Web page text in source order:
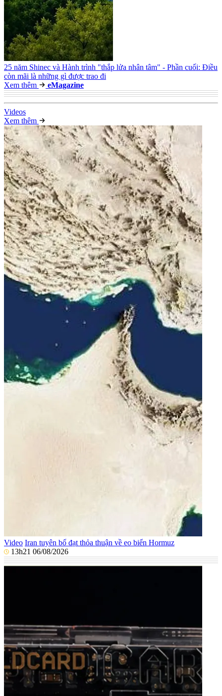
25 năm Shinec và Hành trình "thắp lửa nhân tâm" - Phần cuối: Điều
còn mãi là những gì được trao đi
Xem thêm
eMagazine
Videos
Xem thêm
Video Iran tuyên bố đạt thỏa thuận về eo biển Hormuz
13h21 06/08/2026